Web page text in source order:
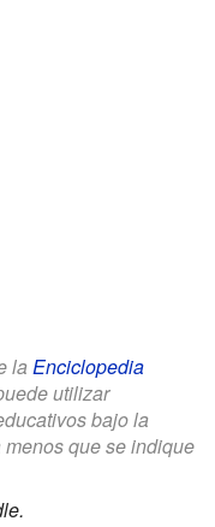
la Enciclopedia
utilizar
bajo la
menos que se indique